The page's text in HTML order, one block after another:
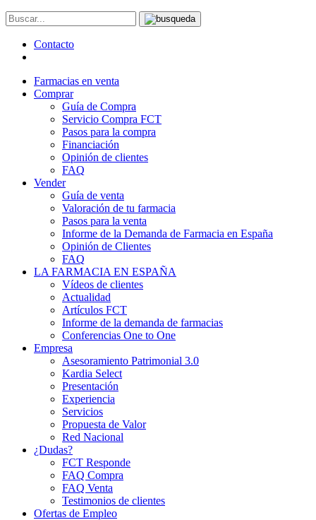
Contacto
Farmacias en venta
Comprar
Guía de Compra
Servicio Compra FCT
Pasos para la compra
Financiación
Opinión de clientes
FAQ
Vender
Guía de venta
Valoración de tu farmacia
Pasos para la venta
Informe de la Demanda de Farmacia en España
Opinión de Clientes
FAQ
LA FARMACIA EN ESPAÑA
Vídeos de clientes
Actualidad
Artículos FCT
Informe de la demanda de farmacias
Conferencias One to One
Empresa
Asesoramiento Patrimonial 3.0
Kardia Select
Presentación
Experiencia
Servicios
Propuesta de Valor
Red Nacional
¿Dudas?
FCT Responde
FAQ Compra
FAQ Venta
Testimonios de clientes
Ofertas de Empleo